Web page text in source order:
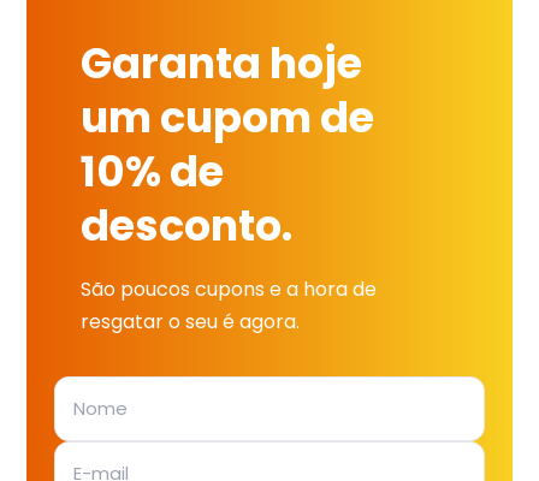
Garanta hoje
um cupom de
10% de
desconto.
São poucos cupons e a hora de
resgatar o seu é agora.